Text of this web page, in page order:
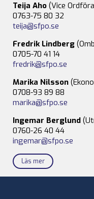
Teija Aho (Vice
0763-75 80 32
teija@sfpo.se
Fredrik Lindberg
0705-70 41 14
fredrik@sfpo.se
Marika Nilsson
0708-93 89 88
marika@sfpo.se
Ingemar Berglund
0760-26 40 44
ingemar@sfpo.se
Läs mer